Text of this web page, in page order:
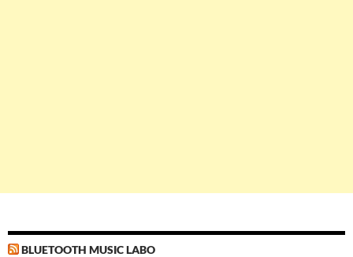
BLUETOOTH MUSIC LABO